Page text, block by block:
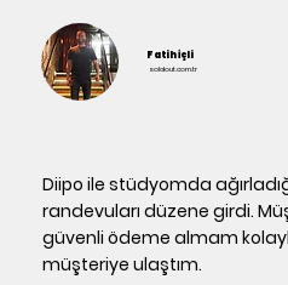
Fatih İçli
soldout.com.tr
Diipo ile stüdyomda
randevuları düzene girdi.
güvenli ödeme almam
müşteriye ulaştım.